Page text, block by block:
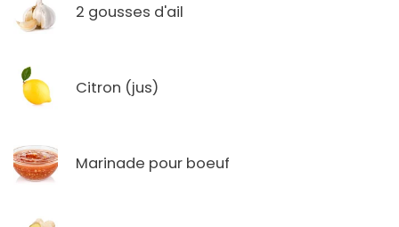
2 gousses d'ail
Citron (jus)
Marinade pour boeuf